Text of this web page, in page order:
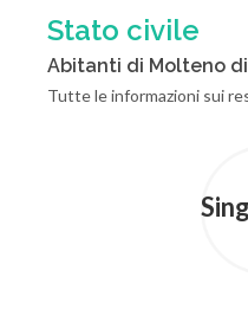
Stato civile
Abitanti di Molteno
Tutte le informazioni sui